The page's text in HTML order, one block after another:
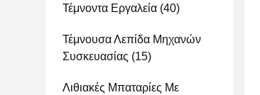
Τέμνοντα Εργαλεία (40)
Τέμνουσα Λεπίδα Μηχανών
Συσκευασίας (15)
Λιθιακές Μπαταρίες Με